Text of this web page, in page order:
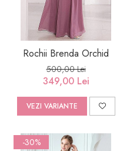
Rochii Brenda Orchid
500,00 Lei
349,00 Lei
VEZI VARIANTE
-30%